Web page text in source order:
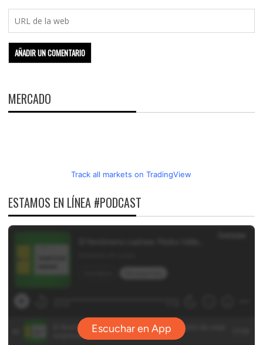
MERCADO
Track all markets on TradingView
ESTAMOS EN LÍNEA #PODCAST